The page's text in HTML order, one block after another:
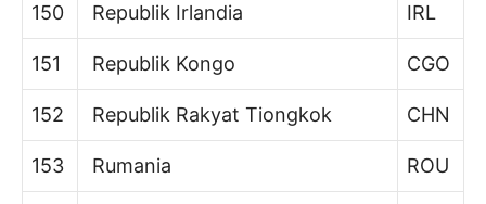
150 Republik Irlandia IRL
151 Republik Kongo CGO
152 Republik Rakyat Tiongkok CHN
153 Rumania ROU